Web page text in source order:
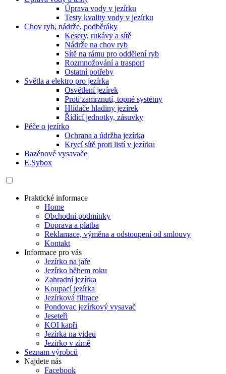
Úprava vody v jezírku
Testy kvality vody v jezírku
Chov ryb, nádrže, podběráky
Kesery, rukávy a sítě
Nádrže na chov ryb
Sítě na rámu pro oddělení ryb
Rozmnožování a trasport
Ostatní potřeby
Světla a elektro pro jezírka
Osvětlení jezírek
Proti zamrznutí, topné systémy
Hlídače hladiny jezírek
Řídící jednotky, zásuvky
Péče o jezírko
Ochrana a údržba jezírka
Krycí sítě proti listí v jezírku
Bazénové vysavače
E.Sybox
Praktické informace
Home
Obchodní podmínky
Doprava a platba
Reklamace, výměna a odstoupení od smlouvy
Kontakt
Informace pro vás
Jezírko na jaře
Jezírko během roku
Zahradní jezírka
Koupací jezírka
Jezírková filtrace
Pondovac jezírkový vysavač
Jeseteři
KOI kapři
Jezírka na videu
Jezírko v zimě
Seznam výrobců
Najdete nás
Facebook